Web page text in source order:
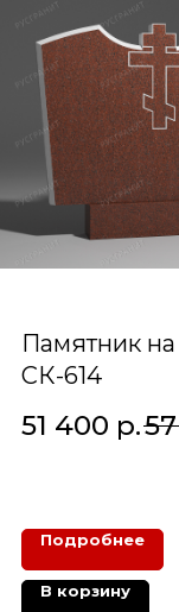
Памятник
СК-614
51 400 р.
Подробнее
В корзину